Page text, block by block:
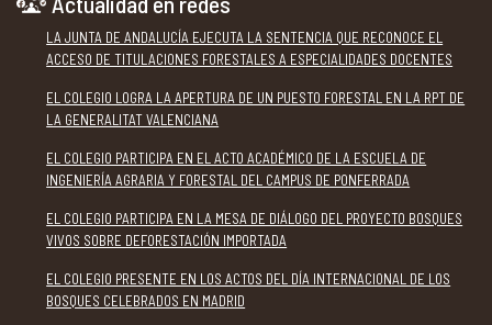
LA JUNTA DE ANDALUCÍA EJECUTA LA SENTENCIA QUE RECONOCE EL
ACCESO DE TITULACIONES FORESTALES A ESPECIALIDADES DOCENTES
EL COLEGIO LOGRA LA APERTURA DE UN PUESTO FORESTAL EN LA RPT DE
LA GENERALITAT VALENCIANA
EL COLEGIO PARTICIPA EN EL ACTO ACADÉMICO DE LA ESCUELA DE
INGENIERÍA AGRARIA Y FORESTAL DEL CAMPUS DE PONFERRADA
EL COLEGIO PARTICIPA EN LA MESA DE DIÁLOGO DEL PROYECTO BOSQUES
VIVOS SOBRE DEFORESTACIÓN IMPORTADA
EL COLEGIO PRESENTE EN LOS ACTOS DEL DÍA INTERNACIONAL DE LOS
BOSQUES CELEBRADOS EN MADRID